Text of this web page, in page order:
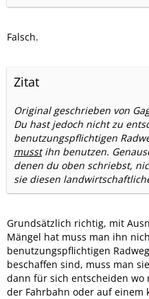
Falsch.
Zitat
Original geschrieben von
Du hast jedoch nicht zu
benutzungspflichtigen
musstihn benutzen.
denen du oben schriebst,
sie diesen
Grundsätzlich richtig, mit
Mängel hat muss man ihn
benutzungspflichtigen
beschaffen sind, muss man
dann für sich entscheiden wo
der Fahrbahn oder auf einem